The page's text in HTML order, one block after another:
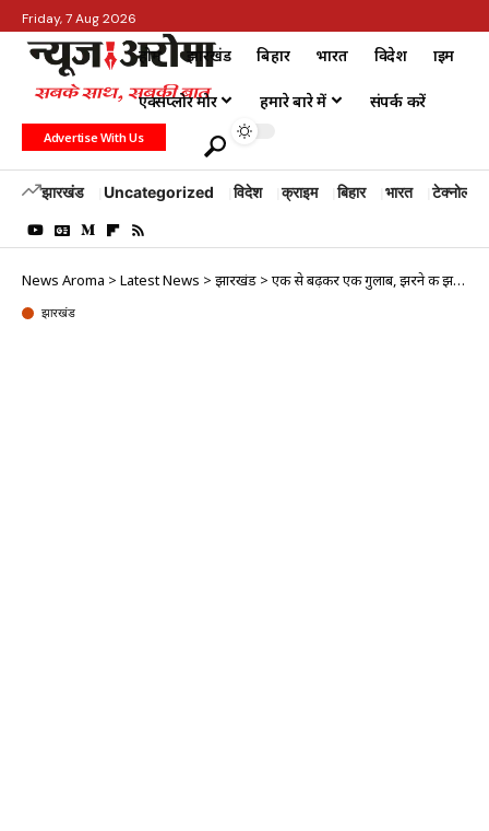
Friday, 7 Aug 2026
होम झारखंड बिहार भारत विदेश क्राइम
एक्सप्लोर मोर हमारे बारे में संपर्क करें
Advertise With Us
झारखंड Uncategorized विदेश क्राइम बिहार भारत टेक्नोलॉजी
News Aroma > Latest News > झारखंड >एक से बढ़कर एक गुलाब, झरने की झर-झर, राजभवन के उद्यान में 3469 लोगों ने…
झारखंड